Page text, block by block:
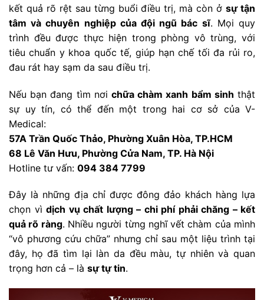
kết quả rõ rệt sau từng buổi điều trị, mà còn ởsự tận
tâm và chuyên nghiệp của đội ngũ bác sĩ. Mọi quy
trình đều được thực hiện trong phòng vô trùng, với
tiêu chuẩn y khoa quốc tế, giúp hạn chế tối đa rủi ro,
đau rát hay sạm da sau điều trị.
Nếu bạn đang tìm nơi chữa chàm xanh bẩm sinh thật
sự uy tín, có thể đến một trong hai cơ sở của V-
Medical:
57A Trần Quốc Thảo, Phường Xuân Hòa, TP.HCM
68 Lê Văn Hưu, Phường Cửa Nam, TP. Hà Nội
Hotline tư vấn: 094 384 7799
Đây là những địa chỉ được đông đảo khách hàng lựa
chọn vì dịch vụ chất lượng – chi phí phải chăng – kết
quả rõ ràng. Nhiều người từng nghĩ vết chàm của mình
“vô phương cứu chữa” nhưng chỉ sau một liệu trình tại
đây, họ đã tìm lại làn da đều màu, tự nhiên và quan
trọng hơn cả – là sự tự tin.